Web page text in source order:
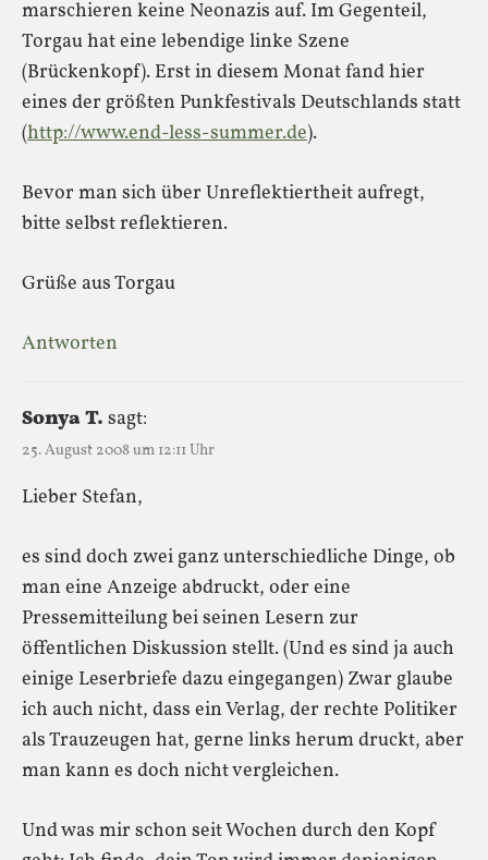
marschieren keine Neonazis auf. Im Gegenteil,
Torgau hat eine lebendige linke Szene
(Brückenkopf). Erst in diesem Monat fand hier
eines der größten Punkfestivals Deutschlands statt
(http://www.end-less-summer.de).
Bevor man sich über Unreflektiertheit aufregt,
bitte selbst reflektieren.
Grüße aus Torgau
Antworten
Sonya T. sagt:
25. August 2008 um 12:11 Uhr
Lieber Stefan,
es sind doch zwei ganz unterschiedliche Dinge, ob
man eine Anzeige abdruckt, oder eine
Pressemitteilung bei seinen Lesern zur
öffentlichen Diskussion stellt. (Und es sind ja auch
einige Leserbriefe dazu eingegangen) Zwar glaube
ich auch nicht, dass ein Verlag, der rechte Politiker
als Trauzeugen hat, gerne links herum druckt, aber
man kann es doch nicht vergleichen.
Und was mir schon seit Wochen durch den Kopf